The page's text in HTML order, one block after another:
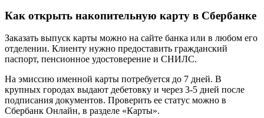
Как открыть накопительную карту в Сбербанке
Заказать выпуск карты можно на сайте банка или в любом его
отделении. Клиенту нужно предоставить гражданский
паспорт, пенсионное удостоверение и СНИЛС.
На эмиссию именной карты потребуется до 7 дней. В
крупных городах выдают дебетовку и через 3-5 дней после
подписания документов. Проверить ее статус можно в
Сбербанк Онлайн, в разделе «Карты».